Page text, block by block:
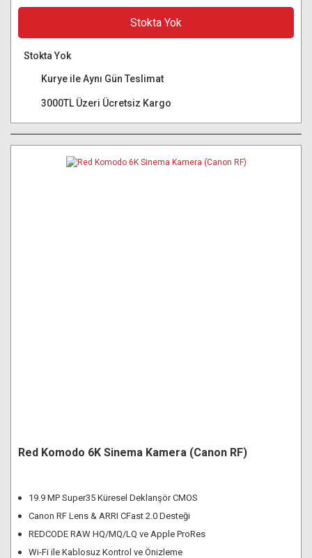
Stokta Yok
Stokta Yok
Kurye ile Aynı Gün Teslimat
3000TL Üzeri Ücretsiz Kargo
Red Komodo 6K Sinema Kamera (Canon RF)
19.9 MP Super35 Küresel Deklanşör CMOS
Canon RF Lens & ARRI CFast 2.0 Desteği
REDCODE RAW HQ/MQ/LQ ve Apple ProRes
Wi-Fi ile Kablosuz Kontrol ve Önizleme